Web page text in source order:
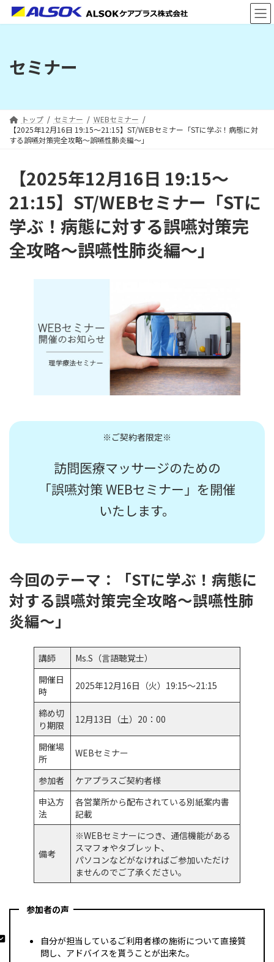
セミナー
トップ セミナー
WEBセミナー
【2025年12月16日 19:15～21:15】ST/WEBセミナー「STに学ぶ！病態に対
する誤嚥対策完全攻略～誤嚥性肺炎編～」
【2025年12月16日 19:15～
21:15】ST/WEBセミナー「STに
学ぶ！病態に対する誤嚥対策完
全攻略～誤嚥性肺炎編～」
※ご契約者限定※
訪問医療マッサージのための
「誤嚥対策 WEBセミナー」を開催
いたします。
今回のテーマ：「STに学ぶ！病態に
対する誤嚥対策完全攻略～誤嚥性肺
炎編～」
講師
Ms.S（言語聴覚士）
開催日
時
2025年12月16日（火）19:15～21:15
締め切
り期限
12月13日（土）20：00
開催場
所
WEBセミナー
参加者
ケアプラスご契約者様
申込方
法
各営業所から配布されている別紙案内書
記載
備考
※WEBセミナーにつき、通信機能がある
スマフォやタブレット、
パソコンなどがなければご参加いただけ
ませんのでご了承ください。
参加者の声
自分が担当しているご利用者様の施術について直接質
問し、アドバイスを貰うことが出来た。